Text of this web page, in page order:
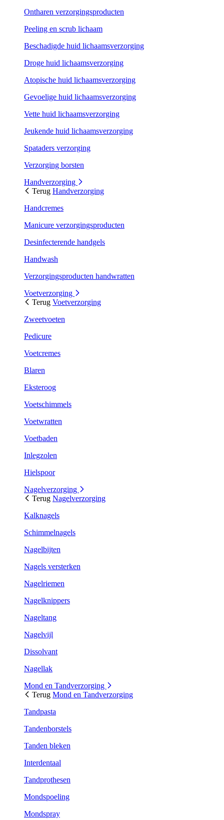
Ontharen verzorgingsproducten
Peeling en scrub lichaam
Beschadigde huid lichaamsverzorging
Droge huid lichaamsverzorging
Atopische huid lichaamsverzorging
Gevoelige huid lichaamsverzorging
Vette huid lichaamsverzorging
Jeukende huid lichaamsverzorging
Spataders verzorging
Verzorging borsten
Handverzorging
Terug Handverzorging
Handcremes
Manicure verzorgingsproducten
Desinfecterende handgels
Handwash
Verzorgingsproducten handwratten
Voetverzorging
Terug Voetverzorging
Zweetvoeten
Pedicure
Voetcremes
Blaren
Eksteroog
Voetschimmels
Voetwratten
Voetbaden
Inlegzolen
Hielspoor
Nagelverzorging
Terug Nagelverzorging
Kalknagels
Schimmelnagels
Nagelbijten
Nagels versterken
Nagelriemen
Nagelknippers
Nageltang
Nagelvijl
Dissolvant
Nagellak
Mond en Tandverzorging
Terug Mond en Tandverzorging
Tandpasta
Tandenborstels
Tanden bleken
Interdentaal
Tandprothesen
Mondspoeling
Mondspray